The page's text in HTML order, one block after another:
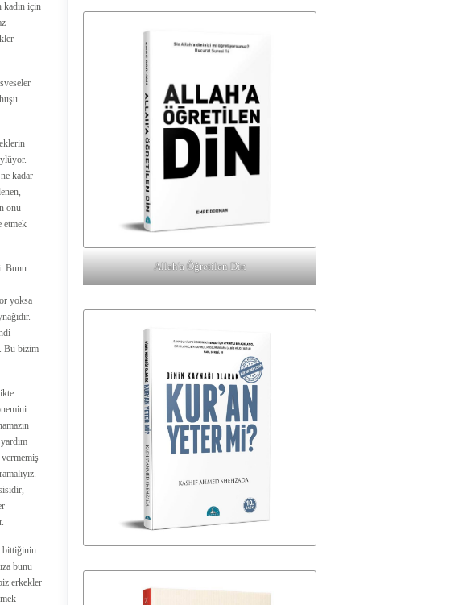
kadın için
kadar
onu
etmek
Bunu
yoksa
Bu bizim
vermemiş
bittiğinin
bunu
erkekler
Allah'a Öğretilen Din